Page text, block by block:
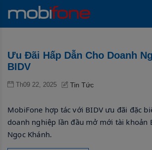
Ưu Đãi Hấp Dẫn Cho Doanh
BIDV
Th09 22, 2025 Tin Tức
MobiFone hợp tác với BIDV ưu đãi đặc
doanh nghiệp lần đầu mở mới tài khoản
Ngọc Khánh.